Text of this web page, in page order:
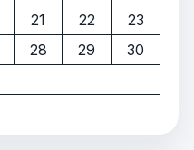
21 22
23
28 29
30